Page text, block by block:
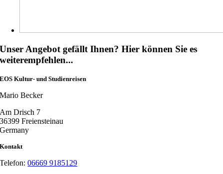
Unser Angebot gefällt Ihnen? Hier können Sie es
weiterempfehlen...
EOS Kultur- und Studienreisen
Mario Becker
Am Drisch 7
36399 Freiensteinau
Germany
Kontakt
Telefon:06669 9185129